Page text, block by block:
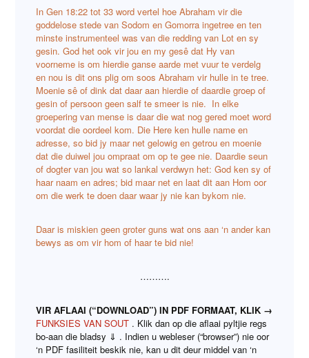
In Gen 18:22 tot 33 word vertel hoe Abraham vir die
goddelose stede van Sodom en Gomorra ingetree en ten
minste instrumenteel was van die redding van Lot en sy
gesin. God het ook vir jou en my gesê dat Hy van
voorneme is om hierdie ganse aarde met vuur te verdelg
en nou is dit ons plig om soos Abraham vir hulle in te tree.
Moenie sê of dink dat daar aan hierdie of daardie groep of
gesin of persoon geen salf te smeer is nie. In elke
groepering van mense is daar die wat nog gered moet word
voordat die oordeel kom. Die Here ken hulle name en
adresse, so bid jy maar net gelowig en getrou en moenie
dat die duiwel jou ompraat om op te gee nie. Daardie seun
of dogter van jou wat so lankal verdwyn het: God ken sy of
haar naam en adres; bid maar net en laat dit aan Hom oor
om die werk te doen daar waar jy nie kan bykom nie.
Daar is miskien geen groter guns wat ons aan ‘n ander kan
bewys as om vir hom of haar te bid nie!
……….
VIR AFLAAI (“DOWNLOAD”) IN PDF FORMAAT, KLIK →
FUNKSIES VAN SOUT . Klik dan op die aflaai pyltjie regs
bo-aan die bladsy ⇓ . Indien u webleser (“browser”) nie oor
‘n PDF fasiliteit beskik nie, kan u dit deur middel van ‘n